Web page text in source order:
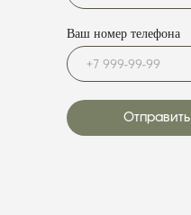
Ваш номер телефона
Отправить